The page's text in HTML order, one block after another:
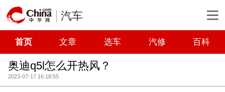
汽车
首页 文章 选车 汽修 百科
奥迪q5l怎么开热风？
2023-07-17 16:18:55